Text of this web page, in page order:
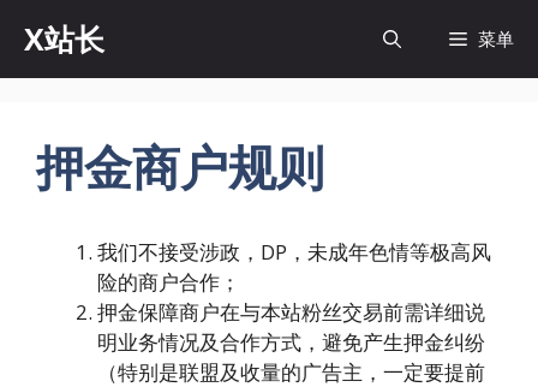
内
X站长 菜单
押金商户规则
我们不接受涉政，DP，未成年色情等极高风
险的商户合作；
押金保障商户在与本站粉丝交易前需详细说
明业务情况及合作方式，避免产生押金纠纷
（特别是联盟及收量的广告主，一定要提前